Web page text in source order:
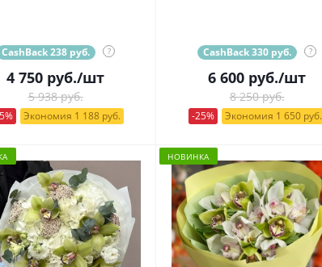
CashBack 238 руб. ?
4 750 руб./шт
5 938 руб.
Экономия 1 188 руб.
CashBack 330 руб. ?
6 600 руб./шт
8 250 руб.
-25% Экономия 1 650 руб.
НОВИНКА